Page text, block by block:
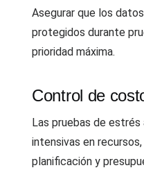
Asegurar que los
protegidos durante
prioridad máxima.
Control de
Las pruebas de estrés
intensivas en
planificación y